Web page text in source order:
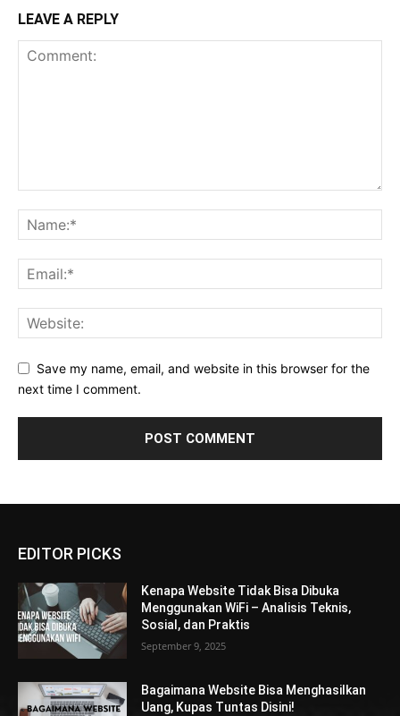
LEAVE A REPLY
Save my name, email, and website in this browser for the
next time I comment.
EDITOR PICKS
Kenapa Website Tidak Bisa Dibuka
Menggunakan WiFi – Analisis Teknis,
Sosial, dan Praktis
September 9, 2025
Bagaimana Website Bisa Menghasilkan
Uang, Kupas Tuntas Disini!